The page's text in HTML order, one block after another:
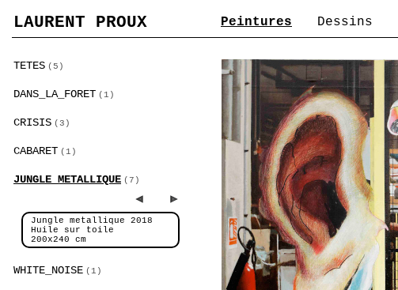
LAURENT PROUX Peintures Dessins
TETES (5)
DANS_LA_FORET (1)
CRISIS (3)
CABARET (1)
JUNGLE_METALLIQUE (7)
Jungle metallique 2018
Huile sur toile
200x240 cm
WHITE_NOISE (1)